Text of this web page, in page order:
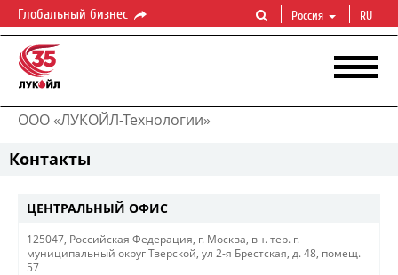
Глобальный бизнес Россия RU
ООО «ЛУКОЙЛ-Технологии»
Контакты
ЦЕНТРАЛЬНЫЙ ОФИС
125047, Российская Федерация, г. Москва, вн. тер. г.
муниципальный округ Тверской, ул 2-я Брестская, д. 48, помещ.
57